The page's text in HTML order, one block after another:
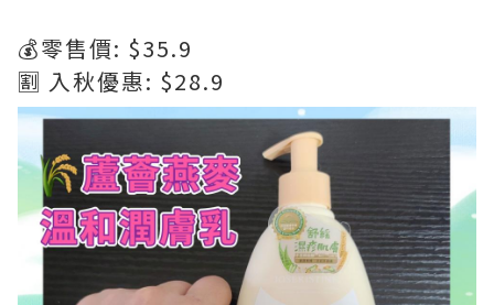
💰零售價: $35.9
🈹 入秋優惠: $28.9